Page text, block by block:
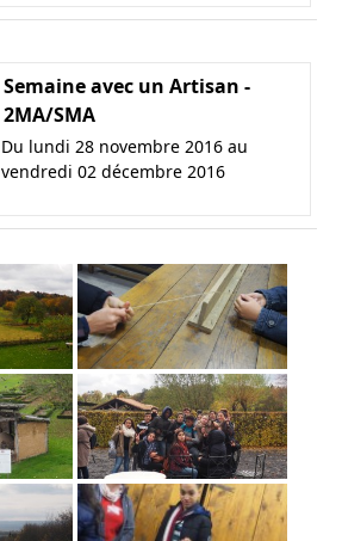
Semaine avec un Artisan -
2MA/SMA
Du lundi 28 novembre 2016 au
vendredi 02 décembre 2016